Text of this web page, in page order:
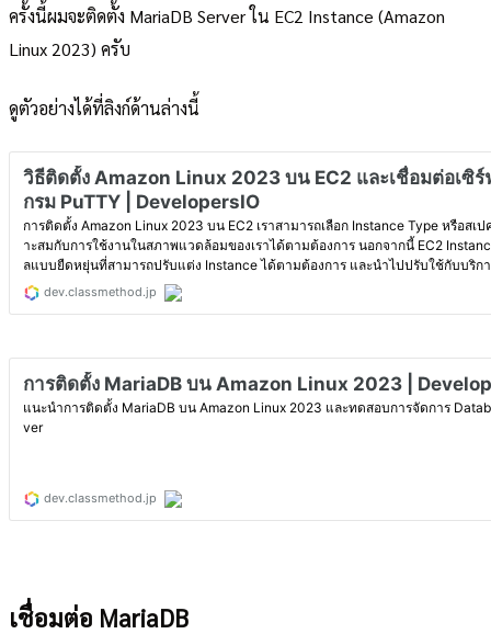
ครั้งนี้ผมจะติดตั้ง MariaDB Server ใน EC2 Instance (Amazon
Linux 2023) ครับ
ดูตัวอย่างได้ที่ลิงก์ด้านล่างนี้
เชื่อมต่อ MariaDB